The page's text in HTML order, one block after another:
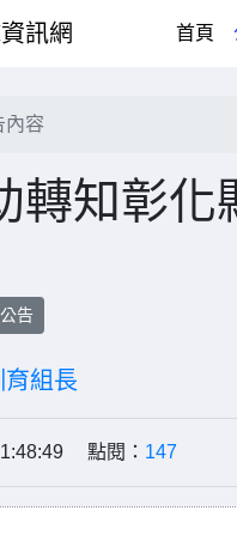
訊網 首頁
內容
轉知彰
告
育組長
點閱： 147